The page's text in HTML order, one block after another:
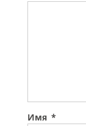
Имя *